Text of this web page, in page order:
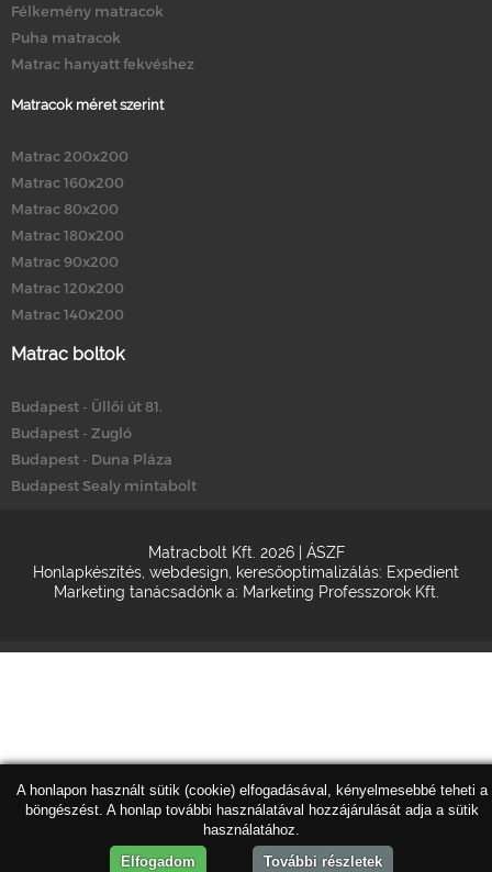
Félkemény matracok
Puha matracok
Matrac hanyatt fekvéshez
Matracok méret szerint
Matrac 200x200
Matrac 160x200
Matrac 80x200
Matrac 180x200
Matrac 90x200
Matrac 120x200
Matrac 140x200
Matrac boltok
Budapest - Üllői út 81.
Budapest - Zugló
Budapest - Duna Pláza
Budapest Sealy mintabolt
Matracbolt Kft. 2026 | ÁSZF
Honlapkészítés webdesign keresőoptimalizálás: Expedient
Marketing tanácsadónk a: Marketing Professzorok Kft.
A honlapon használt sütik (cookie) elfogadásával, kényelmesebbé teheti a
böngészést. A honlap további használatával hozzájárulását adja a sütik
használatához.
Elfogadom
További részletek